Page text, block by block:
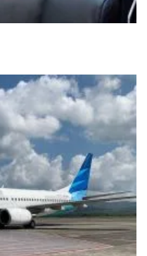
larang shalat di Al